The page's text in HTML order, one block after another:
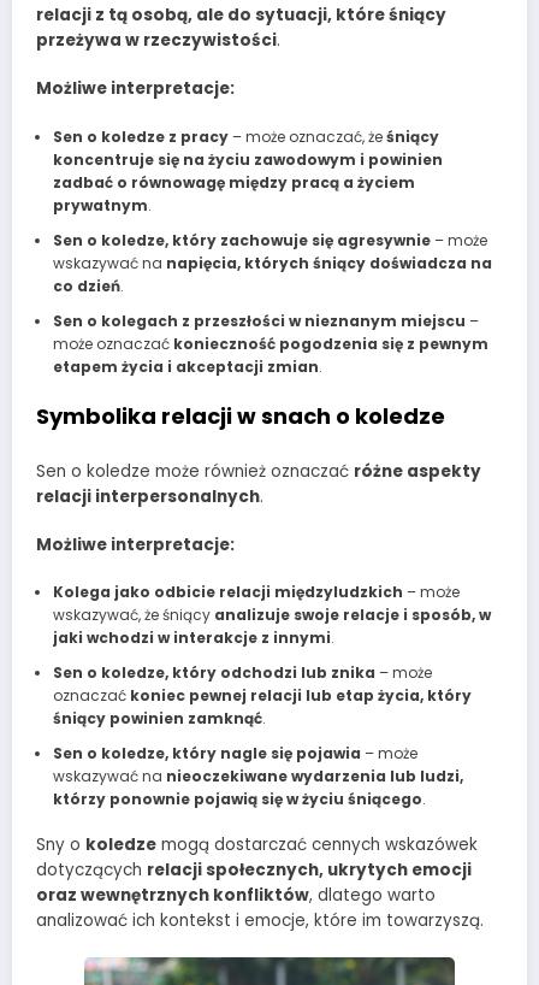
relacji z tą osobą, ale do sytuacji, które śniący
przeżywa w rzeczywistości.
Możliwe interpretacje:
Sen o koledze z pracy– może oznaczać, żeśniący
koncentruje się na życiu zawodowym i powinien
zadbać o równowagę między pracą a życiem
prywatnym.
Sen o koledze, który zachowuje się agresywnie– może
wskazywać na napięcia, których śniący doświadcza na
co dzień.
Sen o kolegach z przeszłości w nieznanym miejscu –
może oznaczać konieczność pogodzenia się z pewnym
etapem życia i akceptacji zmian.
Symbolika relacji w snach o koledze
Sen o koledze może również oznaczać różne aspekty
relacji interpersonalnych.
Możliwe interpretacje:
Kolega jako odbicie relacji międzyludzkich – może
wskazywać, że śniący analizuje swoje relacje i sposób, w
jaki wchodzi w interakcje z innymi.
Sen o koledze, który odchodzi lub znika – może
oznaczać koniec pewnej relacji lub etap życia, który
śniący powinien zamknąć.
Sen o koledze, który nagle się pojawia – może
wskazywać na nieoczekiwane wydarzenia lub ludzi,
którzy ponownie pojawią się w życiu śniącego.
Sny o koledze mogą dostarczać cennych wskazówek
dotyczących relacji społecznych, ukrytych emocji
oraz wewnętrznych konfliktów, dlatego warto
analizować ich kontekst i emocje, które im towarzyszą.